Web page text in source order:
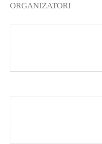
ORGANIZATORI